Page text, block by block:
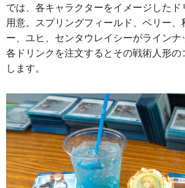
では、各キャラクターをイメージした
用意。スプリングフィールド、ベリー、
ー、ユヒ、センタウレイシーがラインナ
各ドリンクを注文するとその戦術人形の
します。